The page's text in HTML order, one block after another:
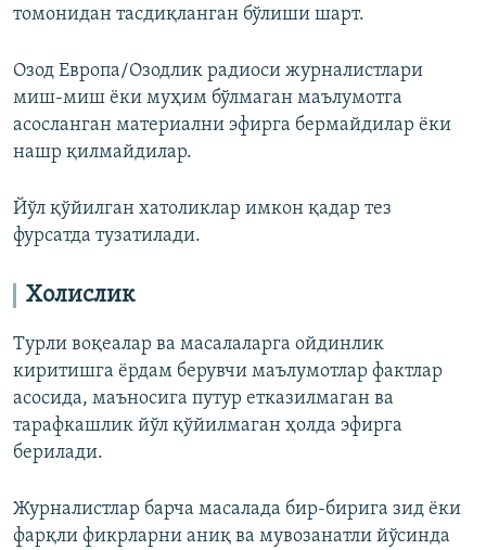
томонидан тасдиқланган бўлиши шарт.
Озод Европа/Озодлик радиоси журналистлари
миш-миш ёки муҳим бўлмаган маълумотга
асосланган материални эфирга бермайдилар ёки
нашр қилмайдилар.
Йўл қўйилган хатоликлар имкон қадар тез
фурсатда тузатилади.
Холислик
Турли воқеалар ва масалаларга ойдинлик
киритишга ёрдам берувчи маълумотлар фактлар
асосида, маъносига путур етказилмаган ва
тарафкашлик йўл қўйилмаган ҳолда эфирга
берилади.
Журналистлар барча масалада бир-бирига зид ёки
фарқли фикрларни аниқ ва мувозанатли йўсинда